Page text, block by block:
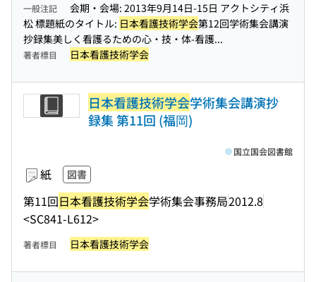
一般注記
会期・会場: 2013年9月14日-15日 アクトシティ浜
松 標題紙のタイトル: 日本看護技術学会第12回学術集会講演
抄録集美しく看護るための心・技・体-看護...
著者標目 日本看護技術学会
日本看護技術学会学術集会講演抄
録集 第11回 (福岡)
紙 図書
第11回日本看護技術学会学術集会事務局2012.8
<SC841-L612>
国立国会図書館
著者標目 日本看護技術学会